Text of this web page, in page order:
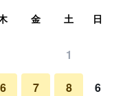
金 土
1
6 7 8
日
6